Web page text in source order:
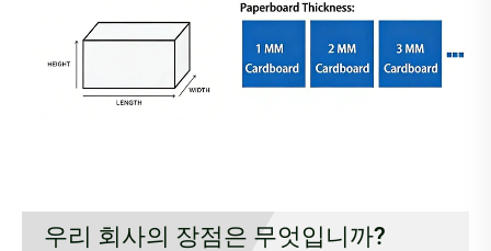
우리 회사의 장점은 무엇입니까?